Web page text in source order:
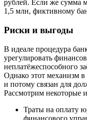
рублей. Если же сумма
1,5 млн, фиктивному
Риски и выгоды
В идеале процедура
урегулировать
неплатёжеспособного
Однако этот механизм в
и потому связан для
Рассмотрим некоторые
Траты на оплату
финансового